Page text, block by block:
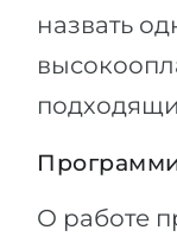
назвать
О работе